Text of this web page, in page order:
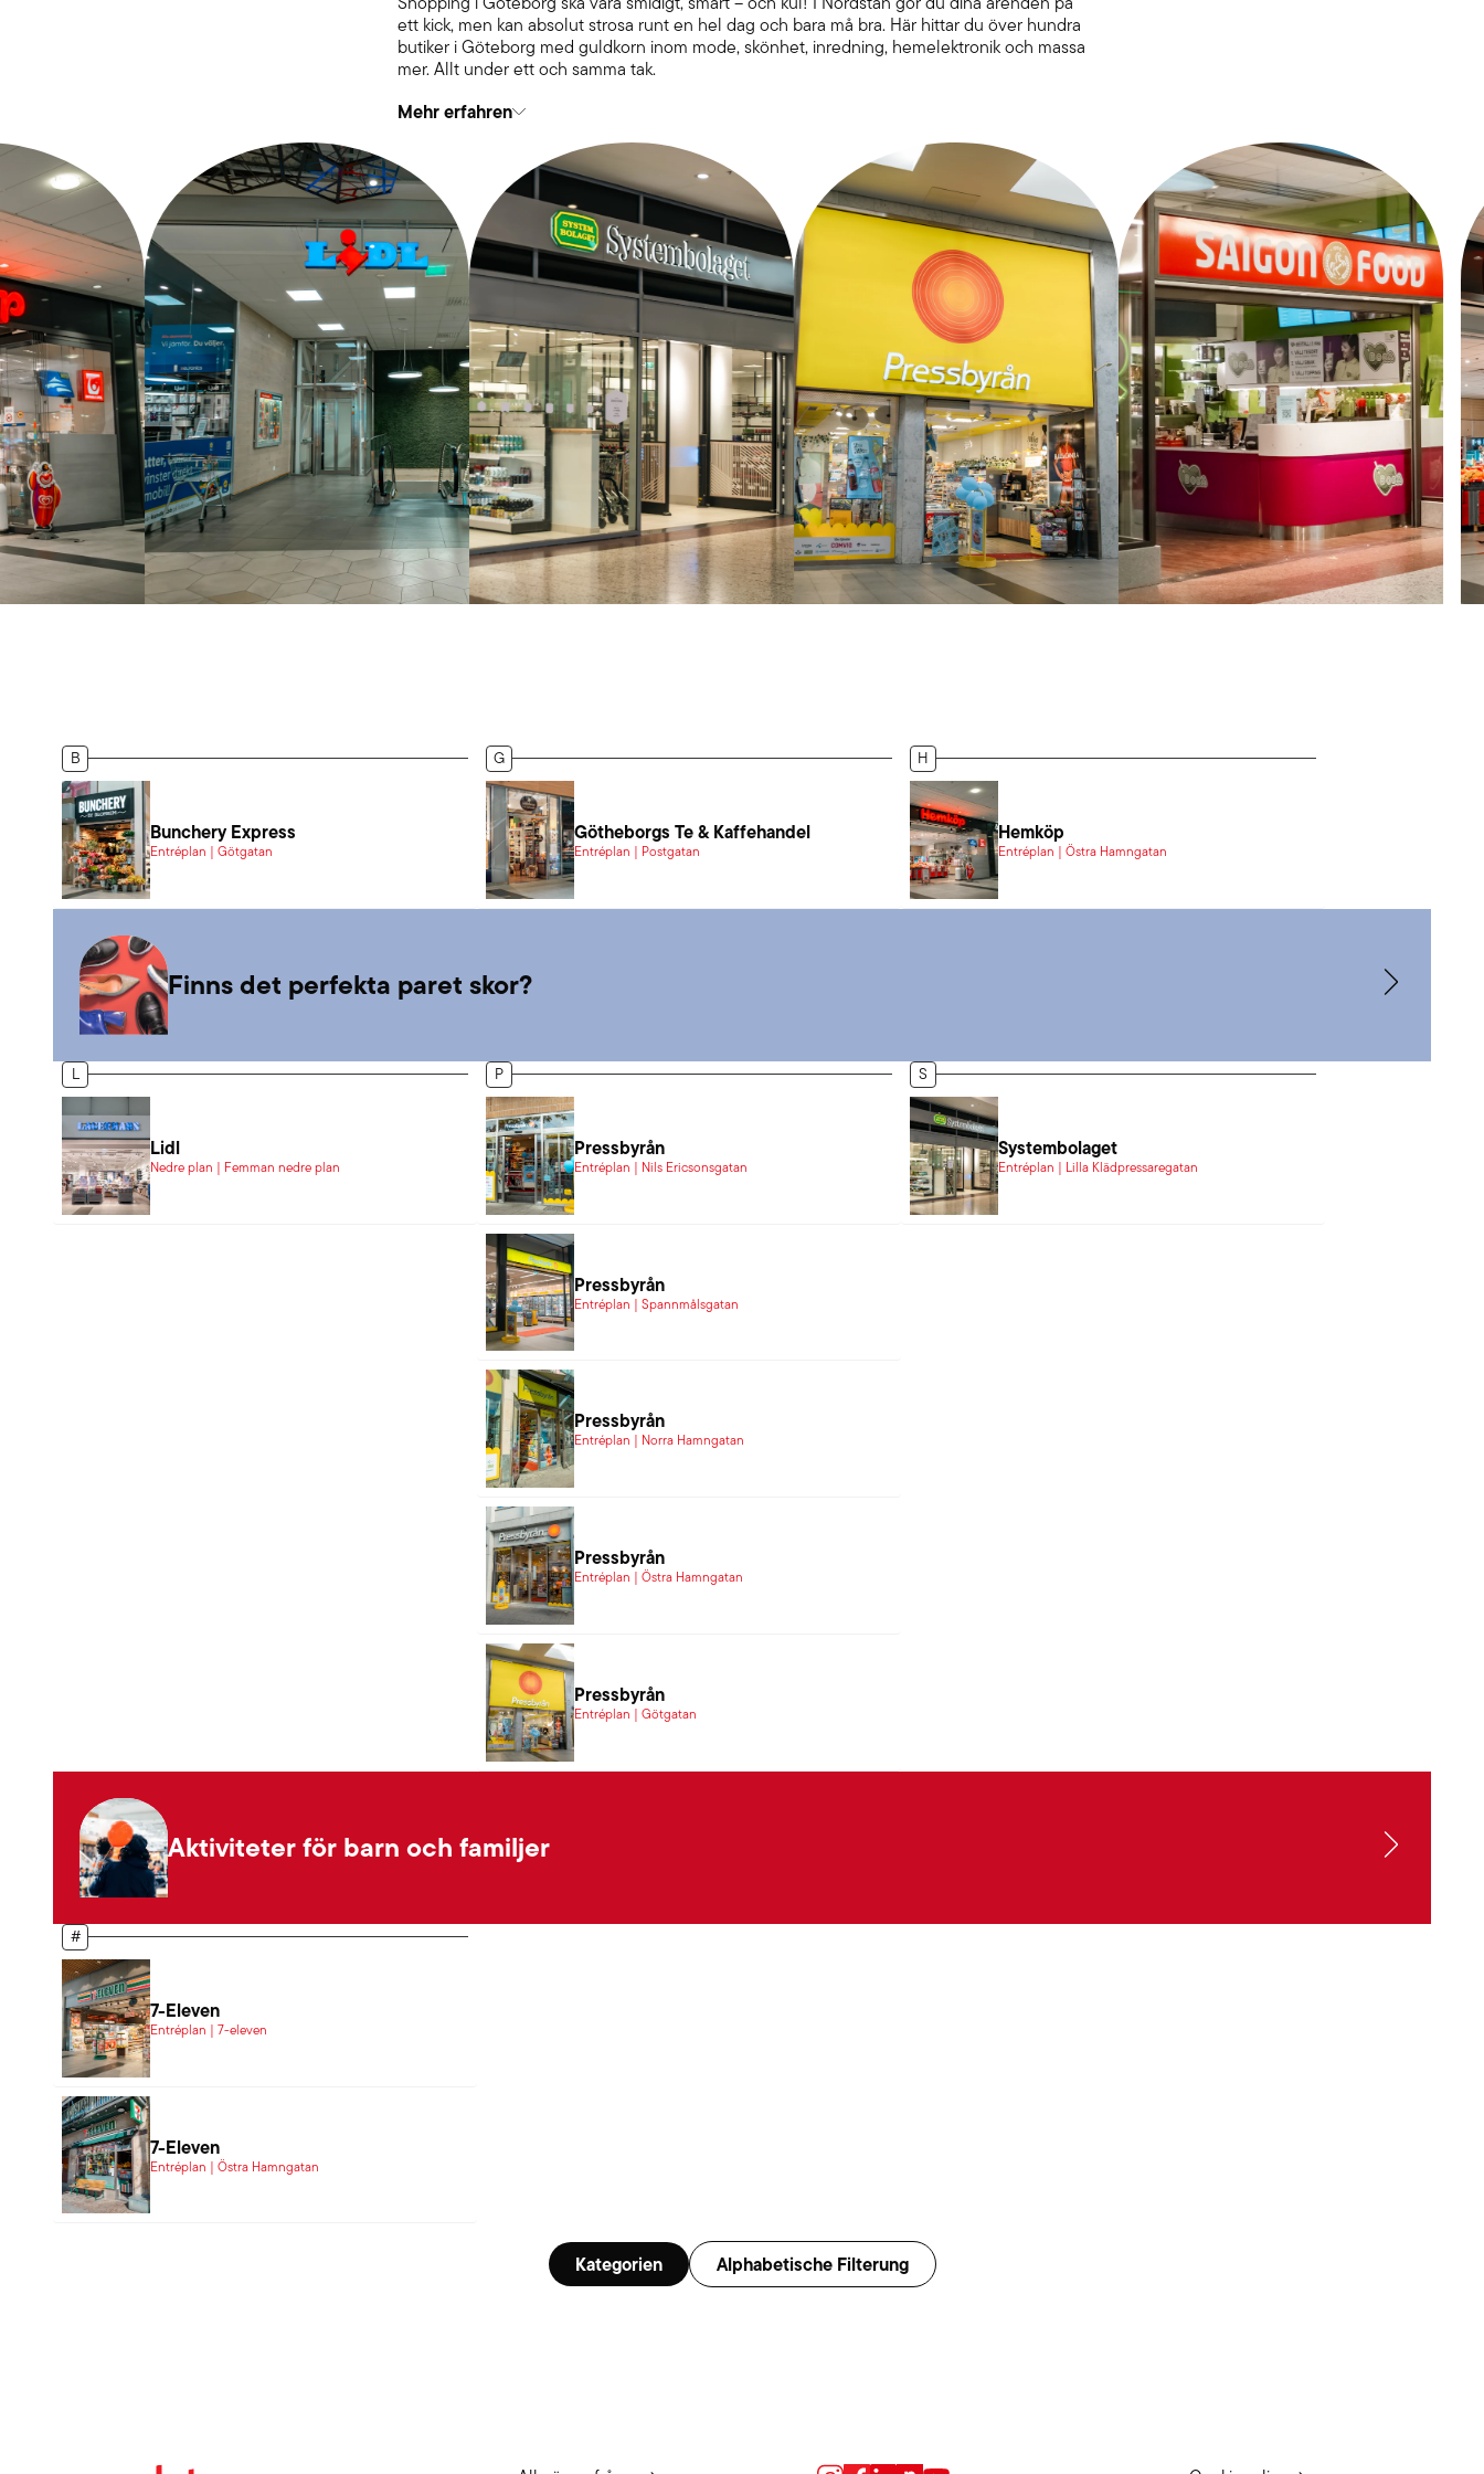
ett kick, men kan absolut strosa runt en hel dag och bara må bra. Här hittar du över hundra
butiker i Göteborg med guldkorn inom mode, skönhet, inredning, hemelektronik och massa
mer. Allt under ett och samma tak.
Mehr erfahren
B
Bunchery Express
Entréplan | Götgatan
G
Götheborgs Te & Kaffehandel
Entréplan | Postgatan
H
Hemköp
Entréplan | Östra Hamngatan
Finns det perfekta paret skor?
L
Lidl
Nedre plan | Femman nedre plan
P
Pressbyrån
Entréplan | Nils Ericsonsgatan
Pressbyrån
Entréplan | Spannmålsgatan
Pressbyrån
Entréplan | Norra Hamngatan
Pressbyrån
Entréplan | Östra Hamngatan
Pressbyrån
Entréplan | Götgatan
S
Systembolaget
Entréplan | Lilla Klädpressaregatan
Aktiviteter för barn och familjer
#
7-Eleven
Entréplan | 7-eleven
7-Eleven
Entréplan | Östra Hamngatan
Kategorien Alphabetische Filterung